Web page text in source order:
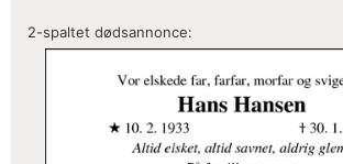
2-spaltet dødsannonce: